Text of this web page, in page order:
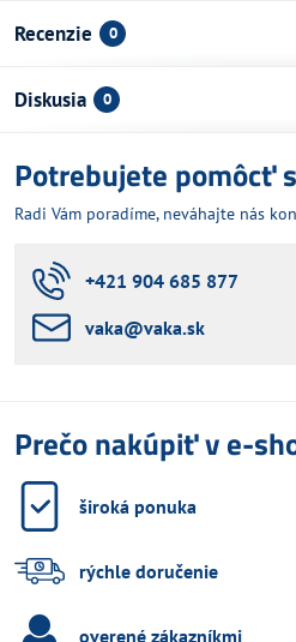
Recenzie 0
Diskusia 0
Potrebujete pomôcť
Radi Vám poradíme, neváhajte nás
+421 904 685 877
vaka​@vaka​.sk
Prečo nakúpiť v e-
široká ponuka
rýchle doručenie
overené zákazníkmi